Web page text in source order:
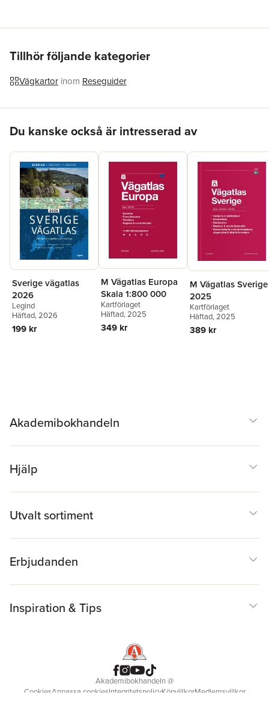
Förlag
Kartförlaget
Miljömärkning
Tillhör följande kategorier
Vägkartor inom Reseguider
Du kanske också är intresserad av
Sverige vägatlas
2026
Legind
Häftad, 2026
199 kr
M Vägatlas Europa
Skala 1:800 000
Kartförlaget
Häftad, 2025
349 kr
M Vägatlas Sverige
2025
Kartförlaget
Häftad, 2025
389 kr
Akademibokhandeln
Hjälp
Utvalt sortiment
Erbjudanden
Inspiration & Tips
Akademibokhandeln@
CookiesAnpassa cookiesIntegritetspolicyKöpvillkorMedlemsvillkor